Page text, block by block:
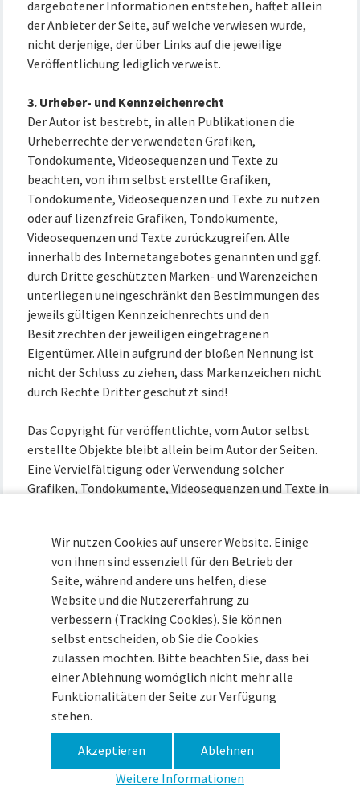
dargebotener Informationen entstehen, haftet allein
der Anbieter der Seite, auf welche verwiesen wurde,
nicht derjenige, der über Links auf die jeweilige
Veröffentlichung lediglich verweist.
3. Urheber- und Kennzeichenrecht
Der Autor ist bestrebt, in allen Publikationen die
Urheberrechte der verwendeten Grafiken,
Tondokumente, Videosequenzen und Texte zu
beachten, von ihm selbst erstellte Grafiken,
Tondokumente, Videosequenzen und Texte zu nutzen
oder auf lizenzfreie Grafiken, Tondokumente,
Videosequenzen und Texte zurückzugreifen. Alle
innerhalb des Internetangebotes genannten und ggf.
durch Dritte geschützten Marken- und Warenzeichen
unterliegen uneingeschränkt den Bestimmungen des
jeweils gültigen Kennzeichenrechts und den
Besitzrechten der jeweiligen eingetragenen
Eigentümer. Allein aufgrund der bloßen Nennung ist
nicht der Schluss zu ziehen, dass Markenzeichen nicht
durch Rechte Dritter geschützt sind!
Das Copyright für veröffentlichte, vom Autor selbst
erstellte Objekte bleibt allein beim Autor der Seiten.
Eine Vervielfältigung oder Verwendung solcher
Grafiken, Tondokumente, Videosequenzen und Texte in
gestattet.
Quellenangaben für die verwendeten Bilder und
Grafiken:
u.a. Museum Vechta
Museum im Zeughaus · Zitadelle 15 · 49377 Vechta ·
Tel (04441) 93090 ·
Impressum Datenschutz Haftungsausschluss
Wir nutzen Cookies auf unserer Website. Einige
von ihnen sind essenziell für den Betrieb der
Seite, während andere uns helfen, diese
Website und die Nutzererfahrung zu
verbessern (Tracking Cookies). Sie können
selbst entscheiden, ob Sie die Cookies
zulassen möchten. Bitte beachten Sie, dass bei
einer Ablehnung womöglich nicht mehr alle
Funktionalitäten der Seite zur Verfügung
stehen.
Akzeptieren
Ablehnen
Weitere Informationen